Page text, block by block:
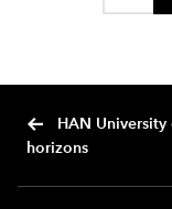
HAN
horizons